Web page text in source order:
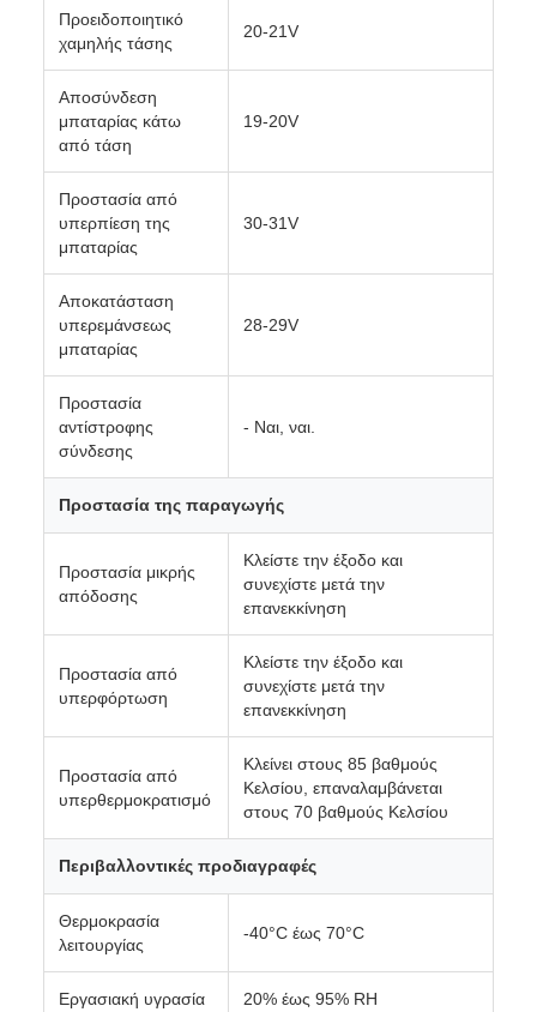
Προειδοποιητικό
χαμηλής τάσης
20-21V
Αποσύνδεση
μπαταρίας κάτω
από τάση
19-20V
Προστασία από
υπερπίεση της
μπαταρίας
30-31V
Αποκατάσταση
υπερεμάνσεως
μπαταρίας
28-29V
Προστασία
αντίστροφης
σύνδεσης
- Ναι, ναι.
Προστασία της παραγωγής
Προστασία μικρής
απόδοσης
Κλείστε την έξοδο και
συνεχίστε μετά την
επανεκκίνηση
Προστασία από
υπερφόρτωση
Κλείστε την έξοδο και
συνεχίστε μετά την
επανεκκίνηση
Προστασία από
υπερθερμοκρατισμό
Κλείνει στους 85 βαθμούς
Κελσίου, επαναλαμβάνεται
στους 70 βαθμούς Κελσίου
Περιβαλλοντικές προδιαγραφές
Θερμοκρασία
λειτουργίας
-40°C έως 70°C
Εργασιακή υγρασία 20% έως 95% RH